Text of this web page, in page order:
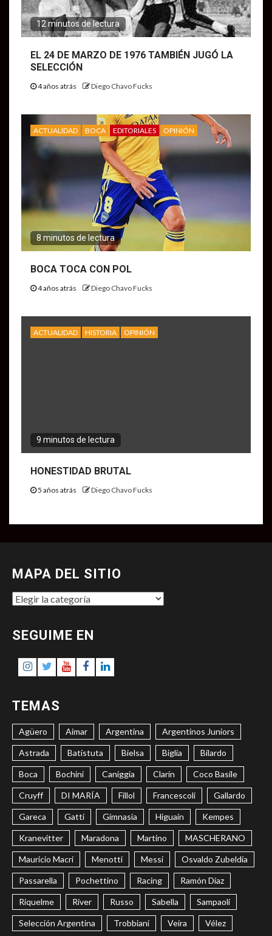
12 minutos de lectura
EL 24 DE MARZO DE 1976 TAMBIÉN JUGÓ LA
SELECCIÓN
4 años atrás Diego Chavo Fucks
ACTUALIDAD BOCA EDITORIALES OPINIÓN
8 minutos de lectura
BOCA TOCA CON POL
4 años atrás Diego Chavo Fucks
ACTUALIDAD HISTORIA OPINIÓN
9 minutos de lectura
HONESTIDAD BRUTAL
5 años atrás Diego Chavo Fucks
MAPA DEL SITIO
MAPA
SITIO
SEGUIME EN
Instagram
Twitter
Youtube
Facebook
LinkedIn
TEMAS
Agüero Aimar Argentina Argentinos Juniors
Astrada Batistuta Bielsa Biglia Bilardo
Boca Bochini Caniggia Clarín Coco Basile
Cruyff DI MARÍA Fillol Francescoli Gallardo
Gareca Gatti Gimnasia Higuaín Kempes
Kranevitter Maradona Martino MASCHERANO
Mauricio Macri Menotti Messi Osvaldo Zubeldía
Passarella Pochettino Racing Ramón Díaz
Riquelme River Russo Sabella Sampaoli
Selección Argentina Trobbiani Veira Vélez